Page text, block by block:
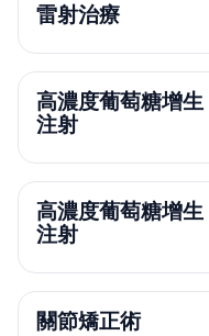
雷射治療
高濃度葡萄糖增生
注射
高濃度葡萄糖增生
注射
關節矯正術